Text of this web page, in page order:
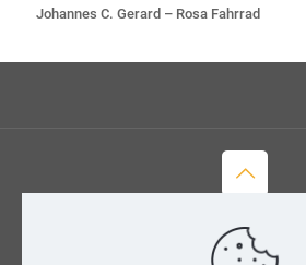
Johannes C. Gerard – Rosa Fahrrad
© 2026 H-Team e.V.
Datenschutz